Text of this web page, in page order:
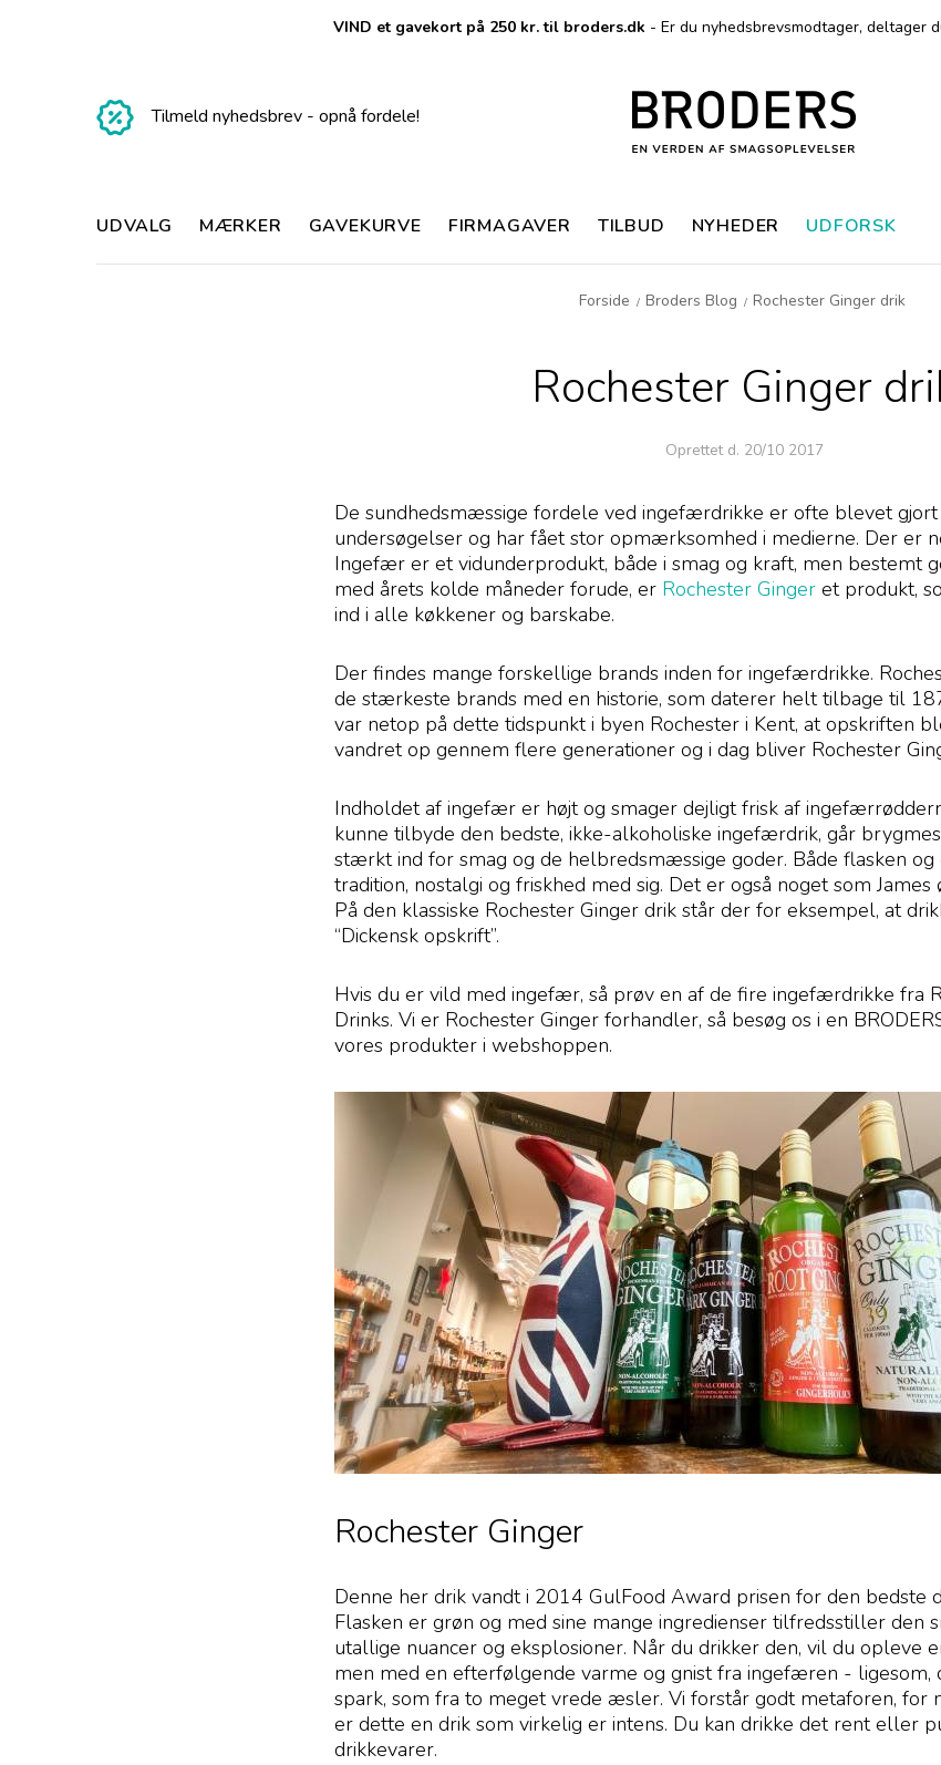
VIND et gavekort på 250 kr. til broders.dk - Er du nyhedsbrevsmodtager, deltager
Tilmeld nyhedsbrev - opnå fordele!
UDVALG MÆRKER GAVEKURVE FIRMAGAVER TILBUD NYHEDER UDFORSK
Forside / Broders Blog / Rochester Ginger drik
Rochester Ginger
Oprettet d. 20/10 2017
De sundhedsmæssige fordele ved ingefærdrikke er ofte blevet
undersøgelser og har fået stor opmærksomhed i medierne. Der er
Ingefær er et vidunderprodukt, både i smag og kraft, men bestemt
med årets kolde måneder forude, er Rochester Ginger et produkt,
ind i alle køkkener og barskabe.
Der findes mange forskellige brands inden for ingefærdrikke.
de stærkeste brands med en historie, som daterer helt tilbage til
var netop på dette tidspunkt i byen Rochester i Kent, at opskriften
vandret op gennem flere generationer og i dag bliver Rochester
Indholdet af ingefær er højt og smager dejligt frisk af
kunne tilbyde den bedste, ikke-alkoholiske ingefærdrik, går
stærkt ind for smag og de helbredsmæssige goder. Både flasken
tradition, nostalgi og friskhed med sig. Det er også noget som
På den klassiske Rochester Ginger drik står der for eksempel, at
“Dickensk opskrift”.
Hvis du er vild med ingefær, så prøv en af de fire ingefærdrikke fra
Drinks. Vi er Rochester Ginger forhandler, så besøg os i en
vores produkter i webshoppen.
Rochester Ginger
Denne her drik vandt i 2014 GulFood Award prisen for den bedste
Flasken er grøn og med sine mange ingredienser tilfredsstiller den
utallige nuancer og eksplosioner. Når du drikker den, vil du opleve
men med en efterfølgende varme og gnist fra ingefæren - ligesom,
spark, som fra to meget vrede æsler. Vi forstår godt metaforen,
er dette en drik som virkelig er intens. Du kan drikke det rent eller
drikkevarer.